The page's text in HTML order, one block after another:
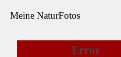
Meine NaturFotos
Error